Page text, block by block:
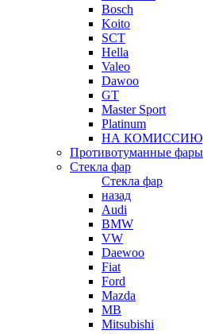
Bosch
Koito
SCT
Hella
Valeo
Dawoo
GT
Master Sport
Platinum
НА КОМИССИЮ
Противотуманные фары
Стекла фар
Стекла фар
назад
Audi
BMW
VW
Daewoo
Fiat
Ford
Mazda
MB
Mitsubishi